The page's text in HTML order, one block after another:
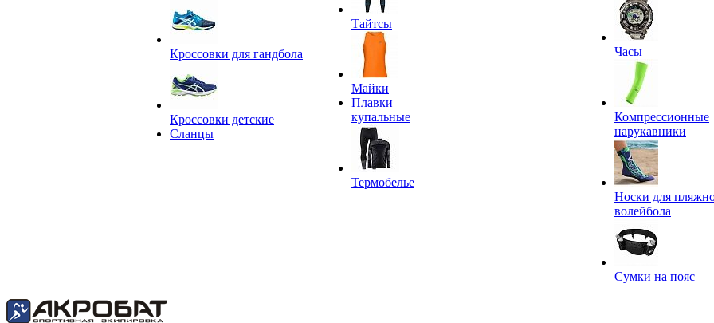
Кроссовки для гандбола
Кроссовки детские
Сланцы
Тайтсы
Майки
Плавки
купальные
Термобелье
Часы
Компрессионные
нарукавники
Носки для
волейбола
Сумки на пояс